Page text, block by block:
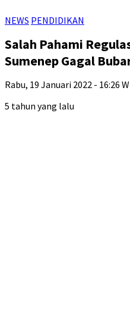
NEWS PENDIDIKAN
Salah Pahami
Sumenep Gagal
Rabu, 19 Januari 2022 - 16:26
5 tahun yang lalu